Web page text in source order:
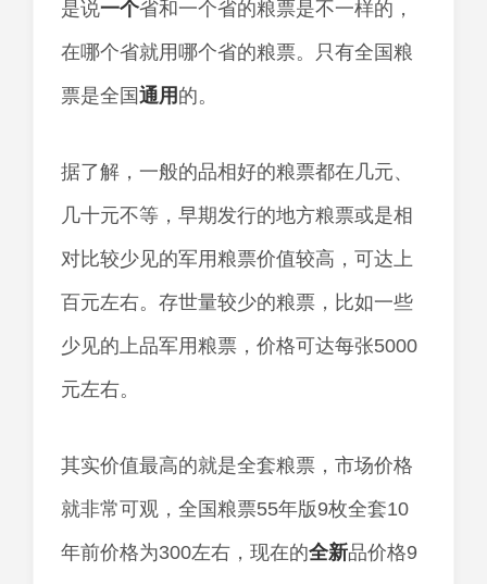
是说一个省和一个省的粮票是不一样的，
在哪个省就用哪个省的粮票。只有全国粮
票是全国通用 的。
据了解，一般的品相好的粮票都在几元、
几十元不等，早期发行的地方粮票或是相
对比较少见的军用粮票价值较高，可达上
百元左右。存世量较少的粮票，比如一些
少见的上品军用粮票，价格可达每张5000
元左右。
其实价值最高的就是全套粮票，市场价格
就非常可观，全国粮票55年版9枚全套10
年前价格为300左右，现在的全新品价格9